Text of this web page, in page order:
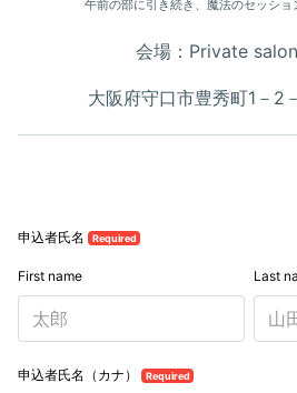
午前の部に引き続き、魔法のセッシ
会場：Private
大阪府守口市豊秀町1－2
申込者氏名 Required
Last
First name
申込者氏名（カナ） Required